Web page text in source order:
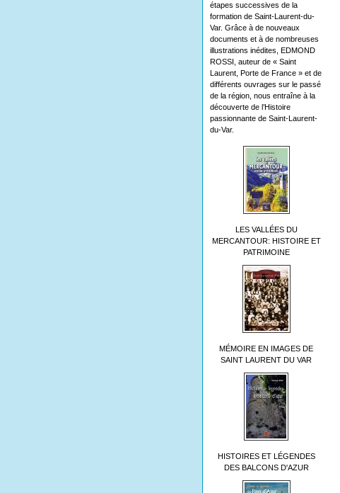
étapes successives de la
formation de Saint-Laurent-du-
Var. Grâce à de nouveaux
documents et à de nombreuses
illustrations inédites, EDMOND
ROSSI, auteur de « Saint
Laurent, Porte de France » et de
différents ouvrages sur le passé
de la région, nous entraîne à la
découverte de l’Histoire
passionnante de Saint-Laurent-
du-Var.
LES VALLÉES DU
MERCANTOUR: HISTOIRE ET
PATRIMOINE
MÉMOIRE EN IMAGES DE
SAINT LAURENT DU VAR
HISTOIRES ET LÉGENDES
DES BALCONS D'AZUR